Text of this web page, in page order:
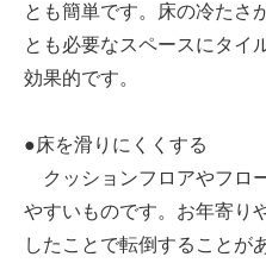
とも簡単です。床の冷たさ
とも必要なスペースにタイ
効果的です。
●床を滑りにくくする
クッションフロアやフロ
やすいものです。お年寄り
したことで転倒することが